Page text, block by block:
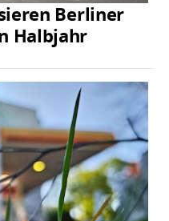
Berliner
Halbjahr